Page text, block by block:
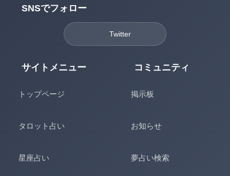
SNSでフォロー
Twitter
サイトメニュー
トップページ
タロット占い
星座占い
コミュニティ
掲示板
お知らせ
夢占い検索